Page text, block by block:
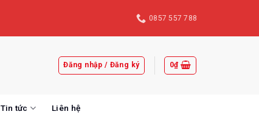
0857 557 788
Đăng nhập / Đăng ký 0₫
Tin tức Liên hệ